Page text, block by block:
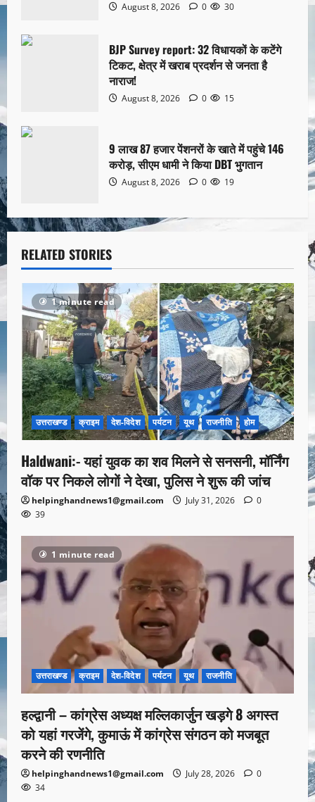
August 8, 2026 0 30
BJP Survey report: 32 विधायकों के कटेंगे
टिकट, क्षेत्र में खराब प्रदर्शन से जनता है
नाराज!
August 8, 2026 0 15
9 लाख 87 हजार पेंशनरों के खाते में पहुंचे 146
करोड़, सीएम धामी ने किया DBT भुगतान
August 8, 2026 0 19
RELATED STORIES
1 minute read
उत्तराखण्ड क्राइम देश-विदेश पर्यटन यूथ राजनीति होम
Haldwani:- यहां युवक का शव मिलने से सनसनी, मॉर्निंग
वॉक पर निकले लोगों ने देखा, पुलिस ने शुरू की जांच
helpinghandnews1@gmail.com July 31, 2026
0
39
1 minute read
उत्तराखण्ड क्राइम देश-विदेश पर्यटन यूथ राजनीति
हल्द्वानी – कांग्रेस अध्यक्ष मल्लिकार्जुन खड़गे 8 अगस्त
को यहां गरजेंगे, कुमाऊं में कांग्रेस संगठन को मजबूत
करने की रणनीति
helpinghandnews1@gmail.com July 28, 2026
0
34